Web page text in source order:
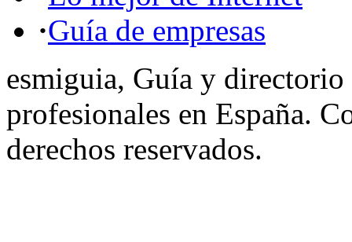
·Guía de empresas
esmiguia, Guía y directorio
profesionales en España.
derechos reservados.